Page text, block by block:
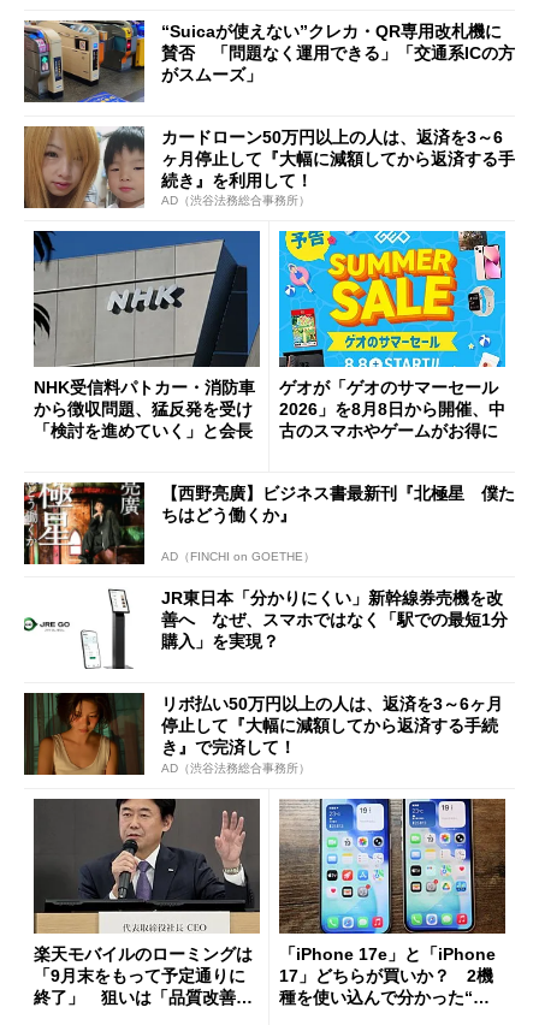
“Suicaが使えない”クレカ・QR専用改札機に
賛否 「問題なく運用できる」「交通系ICの方
がスムーズ」
カードローン50万円以上の人は、返済を3～6
ヶ月停止して『大幅に減額してから返済する手
続き』を利用して！
AD（渋谷法務総合事務所）
NHK受信料パトカー・消防車
から徴収問題、猛反発を受け
「検討を進めていく」と会長
ゲオが「ゲオのサマーセール
2026」を8月8日から開催、中
古のスマホやゲームがお得に
【西野亮廣】ビジネス書最新刊『北極星 僕た
ちはどう働くか』
AD（FINCHI on GOETHE）
JR東日本「分かりにくい」新幹線券売機を改
善へ なぜ、スマホではなく「駅での最短1分
購入」を実現？
リボ払い50万円以上の人は、返済を3～6ヶ月
停止して『大幅に減額してから返済する手続
き』で完済して！
AD（渋谷法務総合事務所）
楽天モバイルのローミングは
「9月末をもって予定通りに
終了」 狙いは「品質改善」
「iPhone 17e」と「iPhone
17」どちらが買いか？ 2機
種を使い込んで分かった“ス